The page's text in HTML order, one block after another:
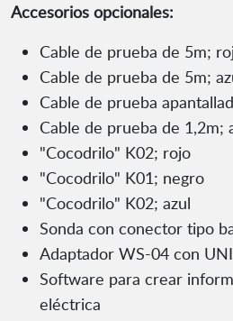
Accesorios opcionales:
Cable de prueba de 5m;
Cable de prueba de 5m;
Cable de prueba
Cable de prueba de 1,2m;
"Cocodrilo" K02; rojo
"Cocodrilo" K01; negro
"Cocodrilo" K02; azul
Sonda con conector tipo
Adaptador WS-04 con
Software para crear
eléctrica